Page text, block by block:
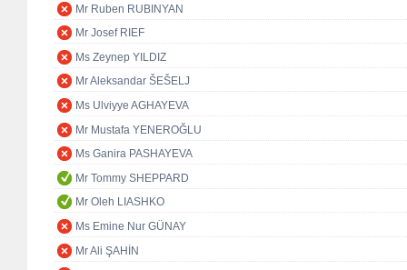
Mr Ruben RUBINYAN
Mr Josef RIEF
Ms Zeynep YILDIZ
Mr Aleksandar ŠEŠELJ
Ms Ulviyye AGHAYEVA
Mr Mustafa YENEROĞLU
Ms Ganira PASHAYEVA
Mr Tommy SHEPPARD
Mr Oleh LIASHKO
Ms Emine Nur GÜNAY
Mr Ali ŞAHİN